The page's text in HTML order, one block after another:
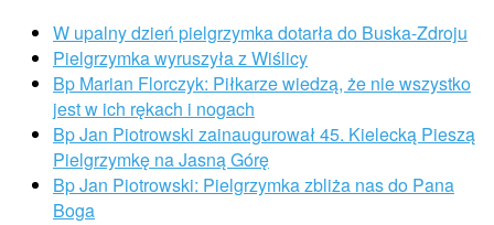
W upalny dzień pielgrzymka dotarła do Buska-Zdroju
Pielgrzymka wyruszyła z Wiślicy
Bp Marian Florczyk: Piłkarze wiedzą, że nie wszystko
jest w ich rękach i nogach
Bp Jan Piotrowski zainaugurował 45. Kielecką Pieszą
Pielgrzymkę na Jasną Górę
Bp Jan Piotrowski: Pielgrzymka zbliża nas do Pana
Boga